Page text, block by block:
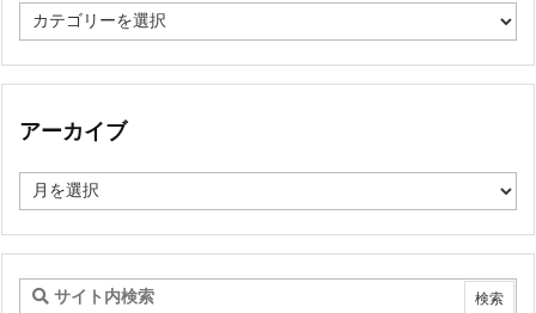
ロ
カ
ゴ
ー
アーカイブ
ー
イ